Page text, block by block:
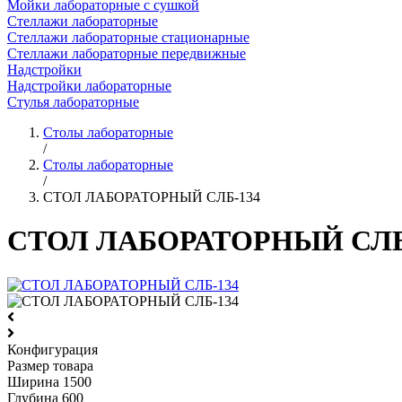
Мойки лабораторные с сушкой
Стеллажи лабораторные
Стеллажи лабораторные стационарные
Стеллажи лабораторные передвижные
Надстройки
Надстройки лабораторные
Стулья лабораторные
Столы лабораторные
/
Столы лабораторные
/
СТОЛ ЛАБОРАТОРНЫЙ СЛБ-134
СТОЛ ЛАБОРАТОРНЫЙ
Конфигурация
Размер товара
Ширина 1500
Глубина 600